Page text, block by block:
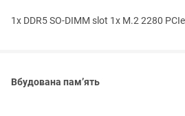
1x DDR5 SO-DIMM slot 1x M.2 2280
Вбудована пам’ять